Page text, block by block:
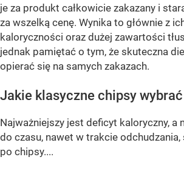
je za produkt całkowicie zakazany i
za wszelką cenę. Wynika to głównie z
kaloryczności oraz dużej zawartości
jednak pamiętać o tym, że skuteczna
opierać się na samych zakazach.
Jakie klasyczne chipsy
Najważniejszy jest deficyt kaloryczny, a
do czasu, nawet w trakcie odchudzania,
po chipsy....